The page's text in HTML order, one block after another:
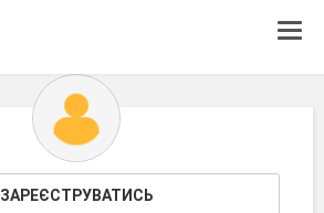
ЗАРЕЄСТРУВАТИСЬ